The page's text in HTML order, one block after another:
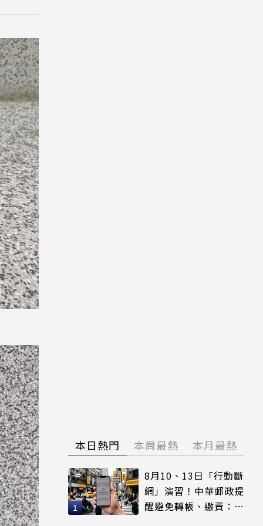
本日熱門 本周最熱 本月最熱
8月10、13日「行動斷
網」演習！中華郵政提
醒避免轉帳、繳費：務